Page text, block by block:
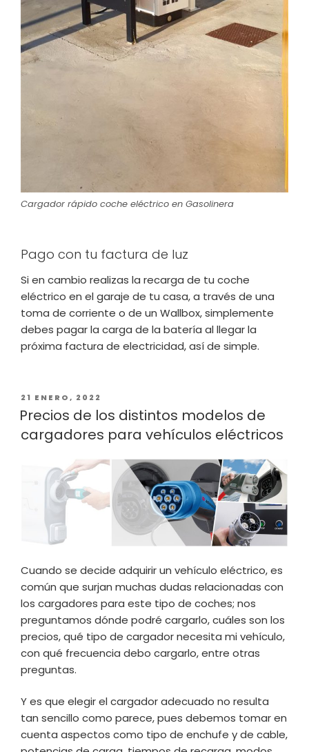
Cargador rápido coche eléctrico en Gasolinera
Pago con tu factura de luz
Si en cambio realizas la recarga de tu coche
eléctrico en el garaje de tu casa, a través de una
toma de corriente o de un Wallbox, simplemente
debes pagar la carga de la batería al llegar la
próxima factura de electricidad, así de simple.
PUBLICADO
EL
21 ENERO, 2022
Precios de los distintos modelos de
cargadores para vehículos eléctricos
Cuando se decide adquirir un vehículo eléctrico, es
común que surjan muchas dudas relacionadas con
los cargadores para este tipo de coches; nos
preguntamos dónde podré cargarlo, cuáles son los
precios, qué tipo de cargador necesita mi vehículo,
con qué frecuencia debo cargarlo, entre otras
preguntas.
Y es que elegir el cargador adecuado no resulta
tan sencillo como parece, pues debemos tomar en
cuenta aspectos como tipo de enchufe y de cable,